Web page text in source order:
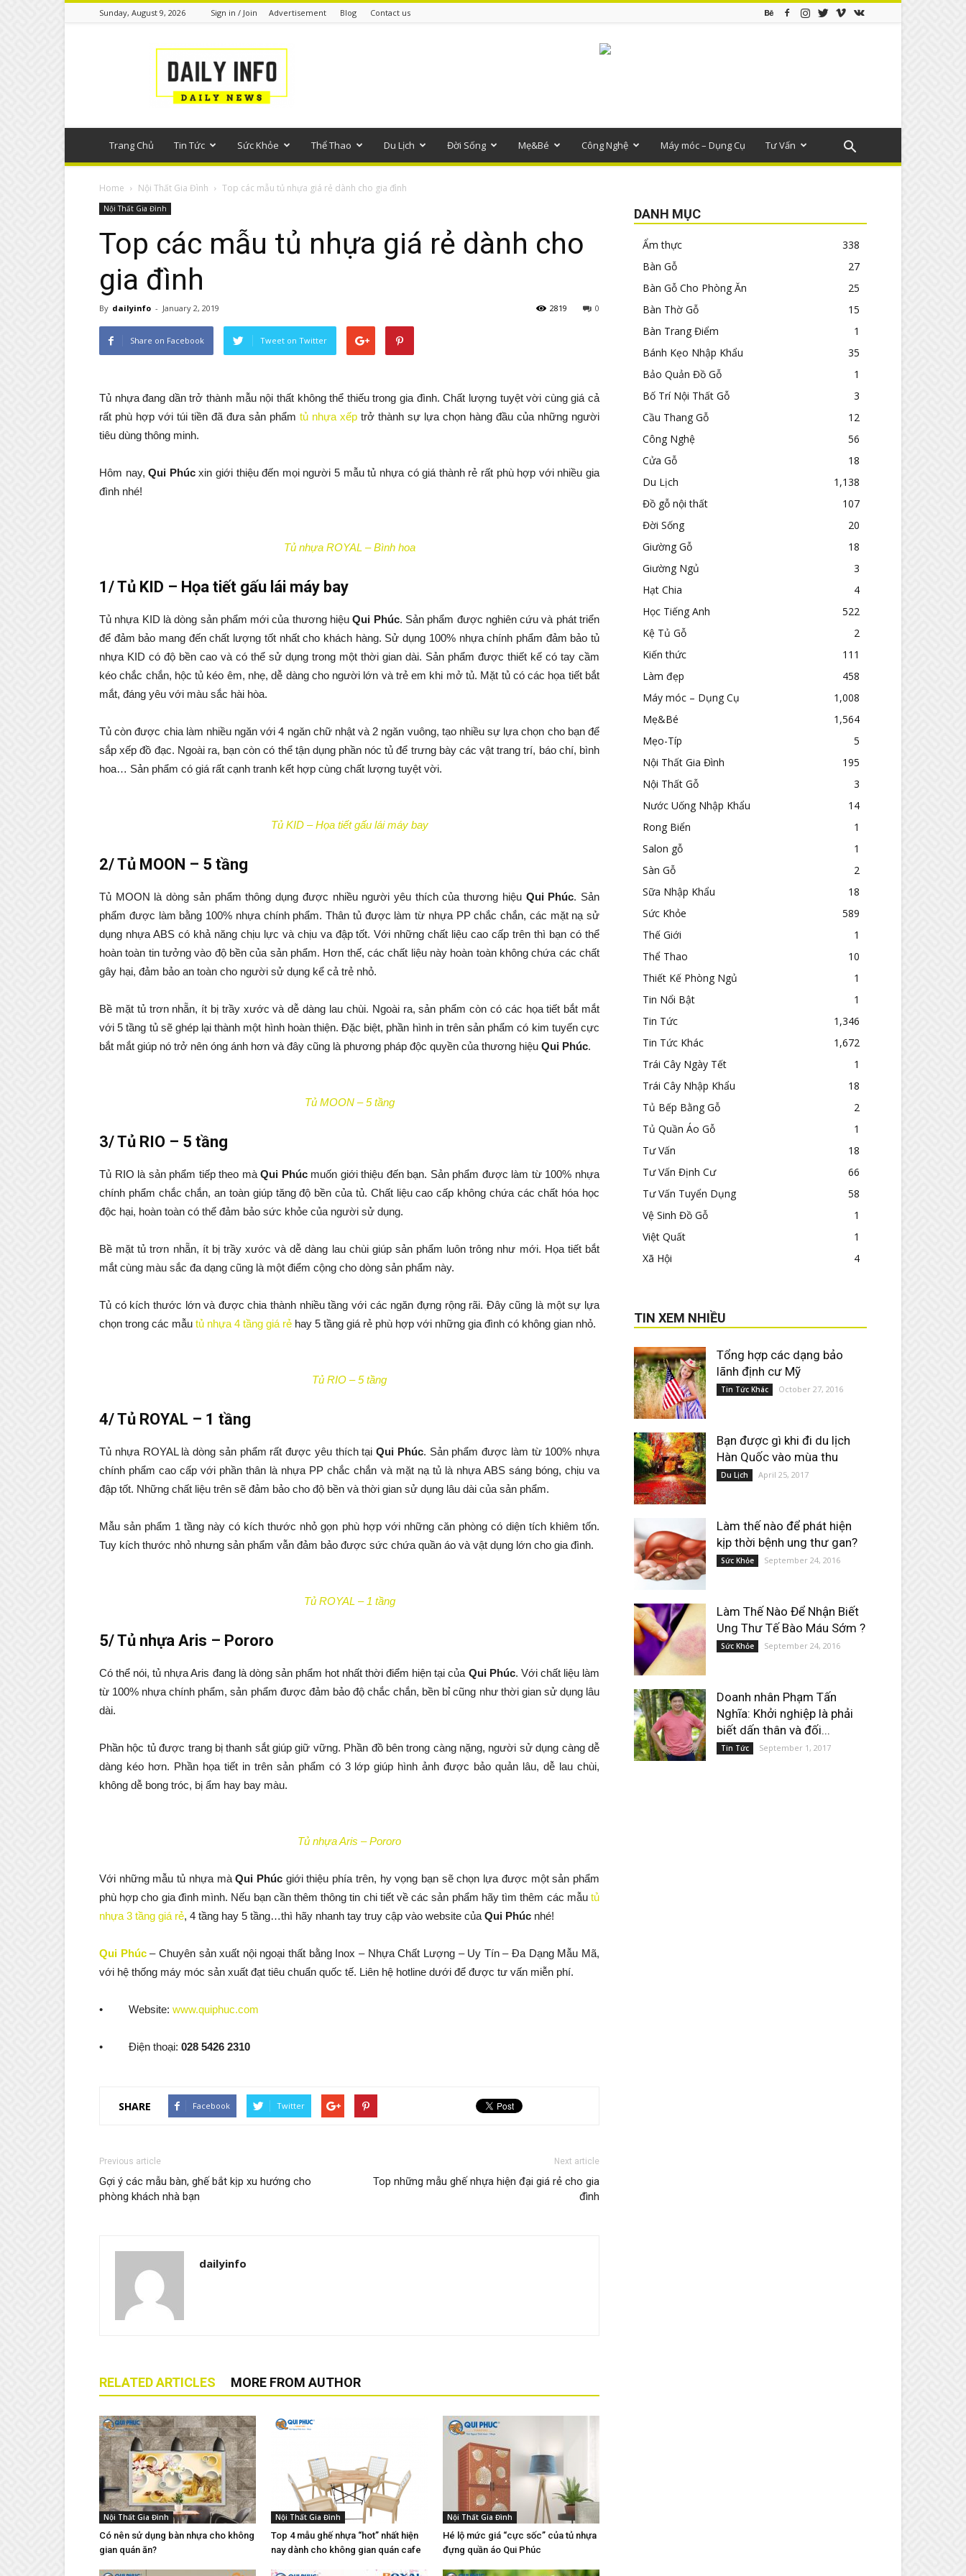
Sunday, August 9, 2026 Sign in / Join Advertisement Blog Contact us
thông
Trang Chủ Tin Tức Sức Khỏe Thể Thao Du Lịch Đời Sống Mẹ&Bé Công Nghệ Máy móc – Dụng Cụ Tư Vấn
Home Nội Thất Gia Đình Top các mẫu tủ nhựa giá rẻ dành cho gia đình
Nội Thất Gia Đình
Top các mẫu tủ nhựa giá rẻ dành cho
gia đình
By dailyinfo - January 2, 2019 0
2819
Share on Facebook Tweet on Twitter
Tủ nhựa đang dần trở thành mẫu nội thất không thể thiếu trong gia đình. Chất lượng tuyệt vời cùng giá cả
rất phù hợp với túi tiền đã đưa sản phẩm tủ nhựa xếp trở thành sự lựa chọn hàng đầu của những người
tiêu dùng thông minh.
Hôm nay,Qui Phúcxin giới thiệu đến mọi người 5 mẫu tủ nhựa có giá thành rẻ rất phù hợp với nhiều gia
đình nhé!
Tủ nhựa ROYAL – Bình hoa
1/ Tủ KID – Họa tiết gấu lái máy bay
Tủ nhựa KID là dòng sản phẩm mới của thương hiệuQui Phúc. Sản phẩm được nghiên cứu và phát triển
để đảm bảo mang đến chất lượng tốt nhất cho khách hàng. Sử dụng 100% nhựa chính phẩm đảm bảo tủ
nhựa KID có độ bền cao và có thể sử dụng trong một thời gian dài. Sản phẩm được thiết kế có tay cầm
kéo chắc chắn, hộc tủ kéo êm, nhẹ, dễ dàng cho người lớn và trẻ em khi mở tủ. Mặt tủ có các họa tiết bắt
mắt, đáng yêu với màu sắc hài hòa.
Tủ còn được chia làm nhiều ngăn với 4 ngăn chữ nhật và 2 ngăn vuông, tạo nhiều sự lựa chọn cho bạn để
sắp xếp đồ đạc. Ngoài ra, bạn còn có thể tận dụng phần nóc tủ để trưng bày các vật trang trí, báo chí, bình
hoa… Sản phẩm có giá rất cạnh tranh kết hợp cùng chất lượng tuyệt vời.
Tủ KID – Họa tiết gấu lái máy bay
2/ Tủ MOON – 5 tầng
Tủ MOON là dòng sản phẩm thông dụng được nhiều người yêu thích của thương hiệu Qui Phúc. Sản
phẩm được làm bằng 100% nhựa chính phẩm. Thân tủ được làm từ nhựa PP chắc chắn, các mặt nạ sử
dụng nhựa ABS có khả năng chịu lực và chịu va đập tốt. Với những chất liệu cao cấp trên thì bạn có thể
hoàn toàn tin tưởng vào độ bền của sản phẩm. Hơn thế, các chất liệu này hoàn toàn không chứa các chất
gây hại, đảm bảo an toàn cho người sử dụng kể cả trẻ nhỏ.
Bề mặt tủ trơn nhẵn, ít bị trầy xước và dễ dàng lau chùi. Ngoài ra, sản phẩm còn có các họa tiết bắt mắt
với 5 tầng tủ sẽ ghép lại thành một hình hoàn thiện. Đặc biệt, phần hình in trên sản phẩm có kim tuyến cực
bắt mắt giúp nó trở nên óng ánh hơn và đây cũng là phương pháp độc quyền của thương hiệu Qui Phúc.
Tủ MOON – 5 tầng
3/ Tủ RIO – 5 tầng
Tủ RIO là sản phẩm tiếp theo màQui Phúcmuốn giới thiệu đến bạn. Sản phẩm được làm từ 100% nhựa
chính phẩm chắc chắn, an toàn giúp tăng độ bền của tủ. Chất liệu cao cấp không chứa các chất hóa học
độc hại, hoàn toàn có thể đảm bảo sức khỏe của người sử dụng.
Bề mặt tủ trơn nhẵn, ít bị trầy xước và dễ dàng lau chùi giúp sản phẩm luôn trông như mới. Họa tiết bắt
mắt cùng màu sắc đa dạng cũng là một điểm cộng cho dòng sản phẩm này.
Tủ có kích thước lớn và được chia thành nhiều tầng với các ngăn đựng rộng rãi. Đây cũng là một sự lựa
chọn trong các mẫu tủ nhựa 4 tầng giá rẻ hay 5 tầng giá rẻ phù hợp với những gia đình có không gian nhỏ.
Tủ RIO – 5 tầng
4/ Tủ ROYAL – 1 tầng
Tủ nhựa ROYAL là dòng sản phẩm rất được yêu thích tại Qui Phúc. Sản phẩm được làm từ 100% nhựa
chính phẩm cao cấp với phần thân là nhựa PP chắc chắn và mặt nạ tủ là nhựa ABS sáng bóng, chịu va
đập tốt. Những chất liệu trên sẽ đảm bảo cho độ bền và thời gian sử dụng lâu dài của sản phẩm.
Mẫu sản phẩm 1 tầng này có kích thước nhỏ gọn phù hợp với những căn phòng có diện tích khiêm tốn.
Tuy kích thước nhỏ nhưng sản phẩm vẫn đảm bảo được sức chứa quần áo và vật dụng lớn cho gia đình.
Tủ ROYAL – 1 tầng
5/ Tủ nhựa Aris – Pororo
Có thể nói, tủ nhựa Aris đang là dòng sản phẩm hot nhất thời điểm hiện tại của Qui Phúc. Với chất liệu làm
từ 100% nhựa chính phẩm, sản phẩm được đảm bảo độ chắc chắn, bền bỉ cũng như thời gian sử dụng lâu
dài.
Phần hộc tủ được trang bị thanh sắt giúp giữ vững. Phần đồ bên trong càng nặng, người sử dụng càng dễ
dàng kéo hơn. Phần họa tiết in trên sản phẩm có 3 lớp giúp hình ảnh được bảo quản lâu, dễ lau chùi,
không dễ bong tróc, bị ẩm hay bay màu.
Tủ nhựa Aris – Pororo
Với những mẫu tủ nhựa màQui Phúc giới thiệu phía trên, hy vọng bạn sẽ chọn lựa được một sản phẩm
phù hợp cho gia đình mình. Nếu bạn cần thêm thông tin chi tiết về các sản phẩm hãy tìm thêm các mẫu tủ
nhựa 3 tầng giá rẻ, 4 tầng hay 5 tầng…thì hãy nhanh tay truy cập vào website của Qui Phúc nhé!
Qui Phúc– Chuyên sản xuất nội ngoại thất bằng Inox – Nhựa Chất Lượng – Uy Tín – Đa Dạng Mẫu Mã,
với hệ thống máy móc sản xuất đạt tiêu chuẩn quốc tế. Liên hệ hotline dưới để được tư vấn miễn phí.
• Website: www.quiphuc.com
• Điện thoại: 028 5426 2310
SHARE Facebook Twitter
Previous article
Gợi ý các mẫu bàn, ghế bắt kịp xu hướng cho
phòng khách nhà bạn
Next article
Top những mẫu ghế nhựa hiện đại giá rẻ cho gia
đình
dailyinfo
RELATED ARTICLES MORE FROM AUTHOR
Nội Thất Gia Đình
Có nên sử dụng bàn nhựa cho không
gian quán ăn?
Nội Thất Gia Đình
Top 4 mẫu ghế nhựa “hot” nhất hiện
nay dành cho không gian quán cafe
Nội Thất Gia Đình
Hé lộ mức giá “cực sốc” của tủ nhựa
đựng quần áo Qui Phúc
DANH MỤC
Ẩm thực
338
Bàn Gỗ
27
Bàn Gỗ Cho Phòng Ăn
25
Bàn Thờ Gỗ
15
Bàn Trang Điểm
1
Bánh Kẹo Nhập Khẩu
35
Bảo Quản Đồ Gỗ
1
Bố Trí Nội Thất Gỗ
3
Cầu Thang Gỗ
12
Công Nghệ
56
Cửa Gỗ
18
Du Lịch
1,138
Đồ gỗ nội thất
107
Đời Sống
20
Giường Gỗ
18
Giường Ngủ
3
Hạt Chia
4
Học Tiếng Anh
522
Kệ Tủ Gỗ
2
Kiến thức
111
Làm đẹp
458
Máy móc – Dụng Cụ
1,008
Mẹ&Bé
1,564
Mẹo-Típ
5
Nội Thất Gia Đình
195
Nội Thất Gỗ
3
Nước Uống Nhập Khẩu
14
Rong Biển
1
Salon gỗ
1
Sàn Gỗ
2
Sữa Nhập Khẩu
18
Sức Khỏe
589
Thế Giới
1
Thể Thao
10
Thiết Kế Phòng Ngủ
1
Tin Nổi Bật
1
Tin Tức
1,346
Tin Tức Khác
1,672
Trái Cây Ngày Tết
1
Trái Cây Nhập Khẩu
18
Tủ Bếp Bằng Gỗ
2
Tủ Quần Áo Gỗ
1
Tư Vấn
18
Tư Vấn Định Cư
66
Tư Vấn Tuyển Dụng
58
Vệ Sinh Đồ Gỗ
1
Việt Quất
1
Xã Hội
4
TIN XEM NHIỀU
Tổng hợp các dạng bảo
lãnh định cư Mỹ
Tin Tức Khác October 27, 2016
Bạn được gì khi đi du lịch
Hàn Quốc vào mùa thu
Du Lịch April 25, 2017
Làm thế nào để phát hiện
kịp thời bệnh ung thư gan?
Sức Khỏe September 24, 2016
Làm Thế Nào Để Nhận Biết
Ung Thư Tế Bào Máu Sớm ?
Sức Khỏe September 24, 2016
Doanh nhân Phạm Tấn
Nghĩa: Khởi nghiệp là phải
biết dấn thân và đối...
Tin Tức September 1, 2017